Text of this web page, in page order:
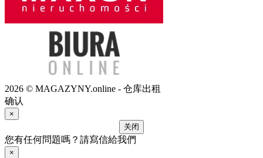
2026 © MAGAZYNY.online - 仓库出租
确认
×
关闭
您有任何問題嗎？請寫信給我們
×